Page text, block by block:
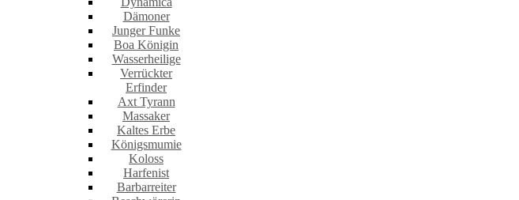
Dämoner
Junger Funke
Boa Königin
Wasserheilige
Verrückter
Erfinder
Axt Tyrann
Massaker
Kaltes Erbe
Königsmumie
Koloss
Harfenist
Barbarreiter